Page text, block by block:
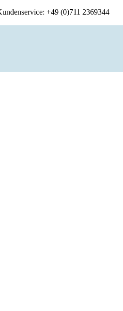
+49 (0)711 2369344